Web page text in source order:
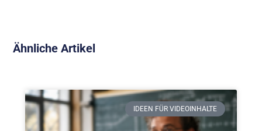
Ähnliche Artikel
IDEEN FÜR VIDEOINHALTE